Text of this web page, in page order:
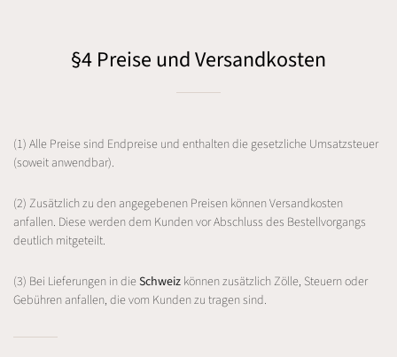
§4 Preise und Versandkosten
(1) Alle Preise sind Endpreise und enthalten die gesetzliche Umsatzsteuer
(soweit anwendbar).
(2) Zusätzlich zu den angegebenen Preisen können Versandkosten
anfallen. Diese werden dem Kunden vor Abschluss des Bestellvorgangs
deutlich mitgeteilt.
(3) Bei Lieferungen in die Schweiz können zusätzlich Zölle, Steuern oder
Gebühren anfallen, die vom Kunden zu tragen sind.